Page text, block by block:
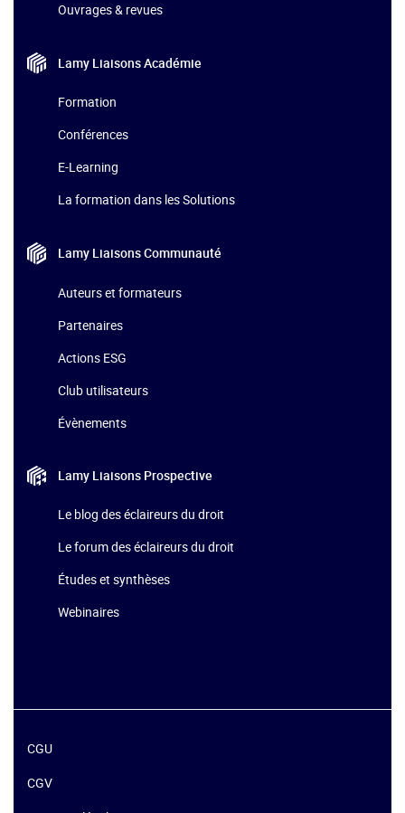
Ouvrages & revues
Lamy LiaisonsAcadémie
Formation
Conférences
E-Learning
La formation dans les Solutions
Lamy LiaisonsCommunauté
Auteurs et formateurs
Partenaires
Actions ESG
Club utilisateurs
Évènements
Lamy Liaisons Prospective
Le blog des éclaireurs du droit
Le forum des éclaireurs du droit
Études et synthèses
Webinaires
CGU
CGV